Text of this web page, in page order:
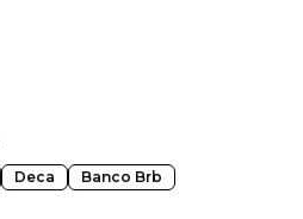
Deca Banco Brb